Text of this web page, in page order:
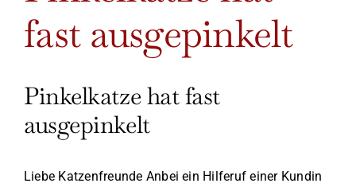
fast ausgepinkelt
Pinkelkatze hat fast
ausgepinkelt
Liebe Katzenfreunde Anbei ein Hilferuf einer Kundin